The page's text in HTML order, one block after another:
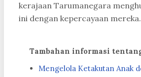
kerajaan Tarumanegara
ini dengan kepercayaan mereka.
Tambahan informasi
Mengelola Ketakutan Anak